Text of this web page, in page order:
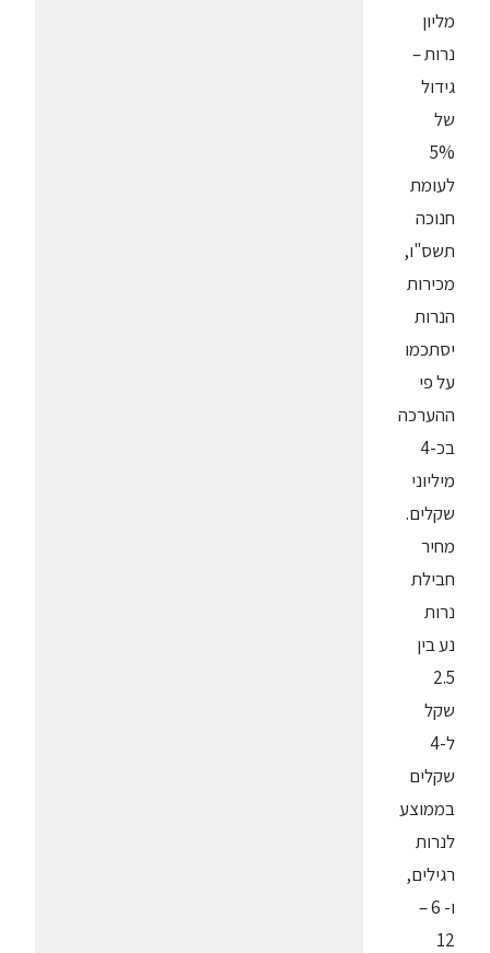
מליון
נרות –
גידול
של
5%
לעומת
חנוכה
תשס"ו,
מכירות
הנרות
יסתכמו
על פי
ההערכה
בכ-4
מיליוני
שקלים.
מחיר
חבילת
נרות
נע בין
2.5
שקל
ל-4
שקלים
בממוצע
לנרות
רגילים,
ו- 6 –
12